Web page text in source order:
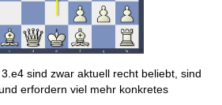
sind zwar aktuell recht beliebt, sind
erfordern viel mehr konkretes